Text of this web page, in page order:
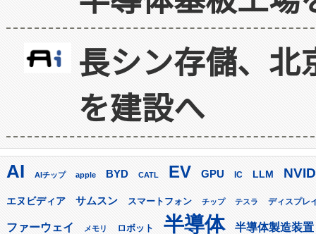
長シン存儲、北
を建設へ
AI AIチップ apple BYD CATL EV GPU IC LLM
エヌビディア サムスン スマートフォン チップ テスラ ディスプレ
ファーウェイ メモリ ロボット 半導体 半導体製造装置